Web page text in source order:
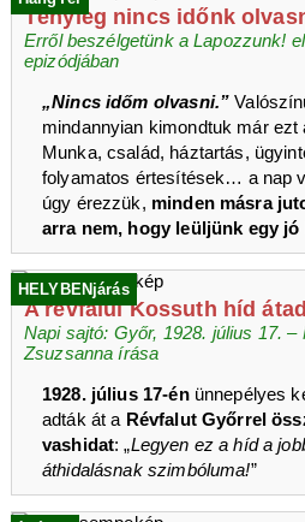
Tényleg nincs időnk
Erről beszélgetünk a Lapozzunk!
epizódjában
„Nincs időm olvasni.”
mindannyian kimondtuk már ezt
Munka, család, háztartás,
folyamatos értesítések… a nap
úgy érezzük, minden másra
arra nem, hogy leüljünk egy jó
HELYBENjárás
A révfalui Kossuth híd
Napi sajtó: Győr, 1928. július 17. –
Zsuzsanna írása
1928. július 17-énünnepélyes
adták át a Révfalut Győrrel
vashidat: „Legyen ez a híd a
áthidalásnak szimbóluma!”